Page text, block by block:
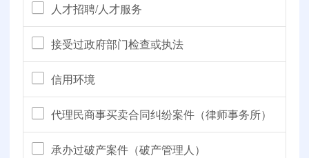
人才招聘/人才服务
接受过政府部门检查或执法
信用环境
代理民商事买卖合同纠纷案件（律师事务所）
承办过破产案件（破产管理人）